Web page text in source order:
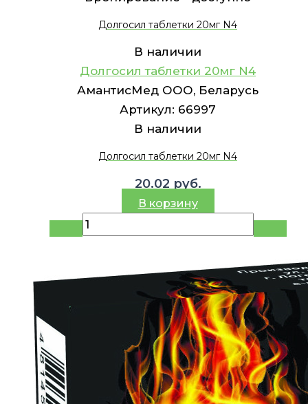
Долгосил таблетки 20мг N4
В наличии
Долгосил таблетки 20мг N4
АмантисМед ООО, Беларусь
Артикул: 66997
В наличии
Долгосил таблетки 20мг N4
20.02 руб.
В корзину